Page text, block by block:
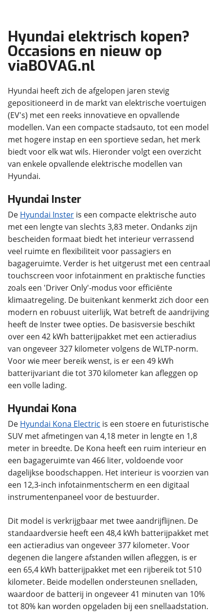
Hyundai elektrisch kopen?
Occasions en nieuw op
viaBOVAG.nl
Hyundai heeft zich de afgelopen jaren stevig
gepositioneerd in de markt van elektrische voertuigen
(EV's) met een reeks innovatieve en opvallende
modellen. Van een compacte stadsauto, tot een model
met hogere instap en een sportieve sedan, het merk
biedt voor elk wat wils. Hieronder volgt een overzicht
van enkele opvallende elektrische modellen van
Hyundai.
Hyundai Inster
De Hyundai Inster is een compacte elektrische auto
met een lengte van slechts 3,83 meter. Ondanks zijn
bescheiden formaat biedt het interieur verrassend
veel ruimte en flexibiliteit voor passagiers en
bagageruimte. Verder is het uitgerust met een centraal
touchscreen voor infotainment en praktische functies
zoals een 'Driver Only'-modus voor efficiënte
klimaatregeling. De buitenkant kenmerkt zich door een
modern en robuust uiterlijk, Wat betreft de aandrijving
heeft de Inster twee opties. De basisversie beschikt
over een 42 kWh batterijpakket met een actieradius
van ongeveer 327 kilometer volgens de WLTP-norm.
Voor wie meer bereik wenst, is er een 49 kWh
batterijvariant die tot 370 kilometer kan afleggen op
een volle lading.
Hyundai Kona
De Hyundai Kona Electric is een stoere en futuristische
SUV met afmetingen van 4,18 meter in lengte en 1,8
meter in breedte. De Kona heeft een ruim interieur en
een bagageruimte van 466 liter, voldoende voor
dagelijkse boodschappen. Het interieur is voorzien van
een 12,3-inch infotainmentscherm en een digitaal
instrumentenpaneel voor de bestuurder.
Dit model is verkrijgbaar met twee aandrijflijnen. De
standaardversie heeft een 48,4 kWh batterijpakket met
een actieradius van ongeveer 377 kilometer. Voor
degenen die langere afstanden willen afleggen, is er
een 65,4 kWh batterijpakket met een rijbereik tot 510
kilometer. Beide modellen ondersteunen snelladen,
waardoor de batterij in ongeveer 41 minuten van 10%
tot 80% kan worden opgeladen bij een snellaadstation.